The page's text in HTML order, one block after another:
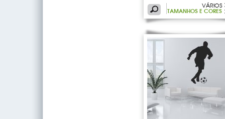
VÁRIOS
TAMANHOS E CORES